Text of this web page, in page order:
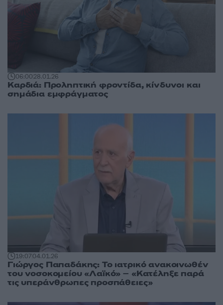
06:0028.01.26
Καρδιά: Προληπτική φροντίδα, κίνδυνoι και
σημάδια εμφράγματος
19:0704.01.26
Γιώργος Παπαδάκης: Το ιατρικό ανακοινωθέν
του νοσοκομείου «Λαϊκό» – «Κατέληξε παρά
τις υπεράνθρωπες προσπάθειες»